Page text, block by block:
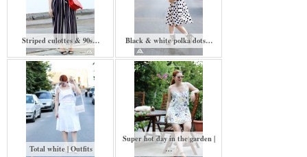
Striped culottes & 90s… Black & white polka dots…
Total white | Outfits
Super hot day in the garden |
…